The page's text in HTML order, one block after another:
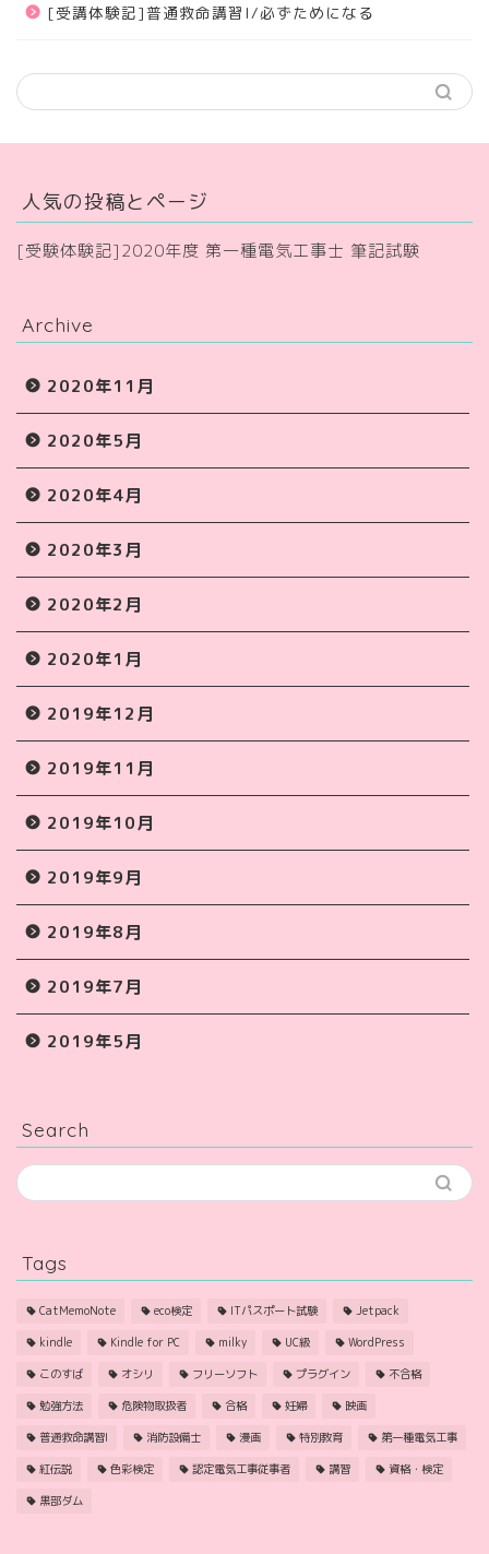
[受講体験記]普通救命講習I/必ずためになる
人気の投稿とページ
[受験体験記]2020年度 第一種電気工事士 筆記試験
Archive
2020年11月
2020年5月
2020年4月
2020年3月
2020年2月
2020年1月
2019年12月
2019年11月
2019年10月
2019年9月
2019年8月
2019年7月
2019年5月
Search
Tags
CatMemoNote eco検定 ITパスポート試験 Jetpack
kindle Kindle for PC milky UC級 WordPress
このすば オシリ フリーソフト プラグイン 不合格
勉強方法 危険物取扱者 合格 妊婦 映画
普通救命講習I 消防設備士 漫画 特別教育 第一種電気工事
紅伝説 色彩検定 認定電気工事従事者 講習 資格・検定
黒部ダム